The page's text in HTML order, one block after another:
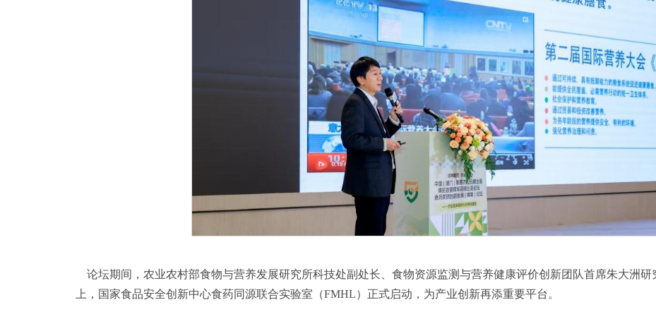
论坛期间，农业农村部食物与营养发展研究所科技处副处长、食物资源监测与营养健康评价创新团队首席朱大洲
上，国家食品安全创新中心食药同源联合实验室（FMHL）正式启动，为产业创新再添重要平台。